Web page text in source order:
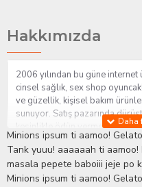
Hakkımızda
2006 yılından bu güne
cinsel sağlık, sex shop
ve güzellik, kişisel bakım
sunuyor. Satış pazarında
kesinlikle ödün vermeden
sorularınıza anında cevap
ihtiyaçlarınızı en uygun fiyat
İstanbul beylikdüzü Erotik Shop
stratejimiz ile müşterilerimizin
Minions ipsum ti aamoo!
Tank yuuu! aaaaaah ti
masala pepete baboiii jeje po
Minions ipsum ti aamoo!